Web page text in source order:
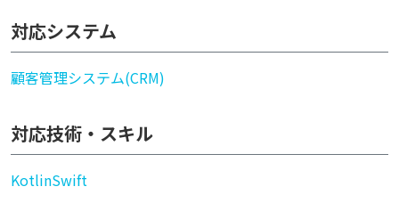
対応システム
顧客管理システム(CRM)
対応技術・スキル
KotlinSwift